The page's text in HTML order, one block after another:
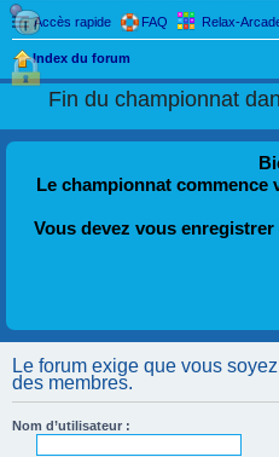
Accès rapide FAQ Relax-
Index du forum
Fin du championnat
Le championnat
Vous devez vous enregistrer
Le forum exige que vous
des membres.
Nom d’utilisateur :